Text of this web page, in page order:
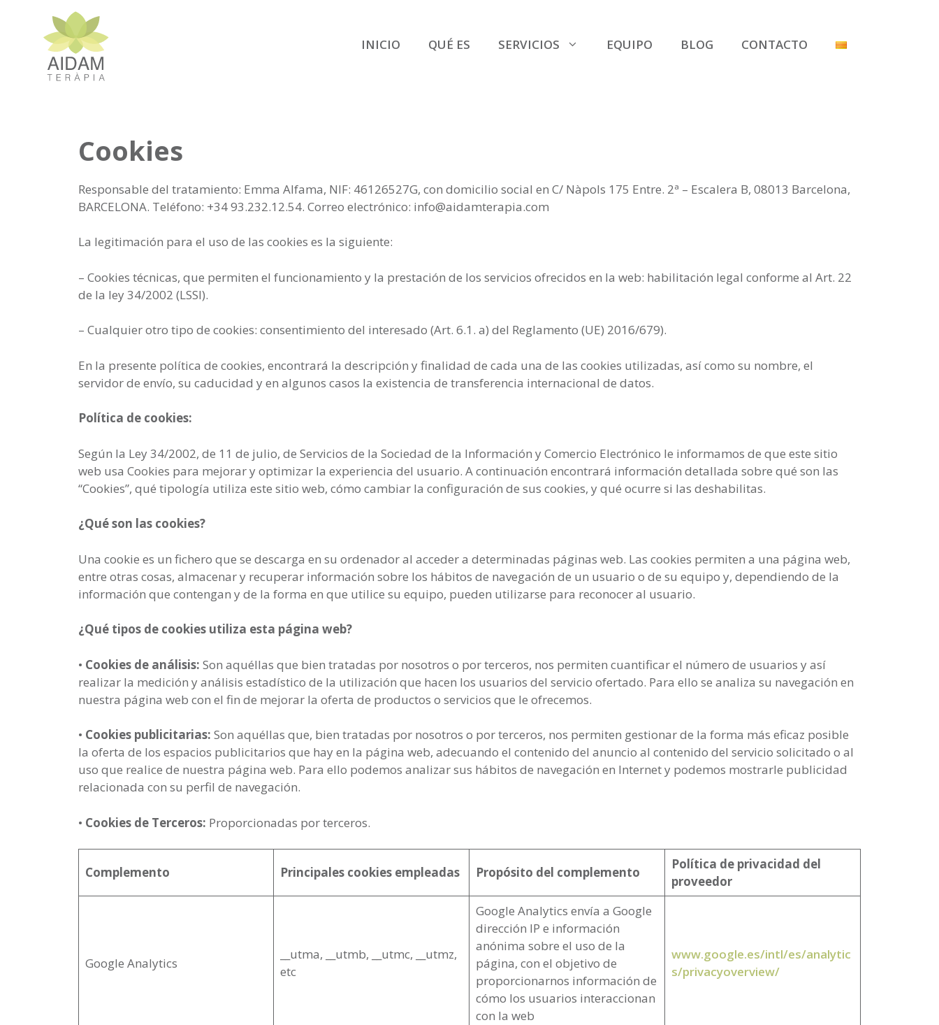
contenido
INICIO QUÉ ES SERVICIOS EQUIPO BLOG CONTACTO
Cookies
Responsable del tratamiento: Emma Alfama, NIF: 46126527G, con domicilio social en C/ Nàpols 175 Entre. 2ª – Escalera B, 08013 Barcelona,
BARCELONA. Teléfono: +34 93.232.12.54. Correo electrónico: info@aidamterapia.com
La legitimación para el uso de las cookies es la siguiente:
– Cookies técnicas, que permiten el funcionamiento y la prestación de los servicios ofrecidos en la web: habilitación legal conforme al Art. 22
de la ley 34/2002 (LSSI).
– Cualquier otro tipo de cookies: consentimiento del interesado (Art. 6.1. a) del Reglamento (UE) 2016/679).
En la presente política de cookies, encontrará la descripción y finalidad de cada una de las cookies utilizadas, así como su nombre, el
servidor de envío, su caducidad y en algunos casos la existencia de transferencia internacional de datos.
Política de cookies:
Según la Ley 34/2002, de 11 de julio, de Servicios de la Sociedad de la Información y Comercio Electrónico le informamos de que este sitio
web usa Cookies para mejorar y optimizar la experiencia del usuario. A continuación encontrará información detallada sobre qué son las
“Cookies”, qué tipología utiliza este sitio web, cómo cambiar la configuración de sus cookies, y qué ocurre si las deshabilitas.
¿Qué son las cookies?
Una cookie es un fichero que se descarga en su ordenador al acceder a determinadas páginas web. Las cookies permiten a una página web,
entre otras cosas, almacenar y recuperar información sobre los hábitos de navegación de un usuario o de su equipo y, dependiendo de la
información que contengan y de la forma en que utilice su equipo, pueden utilizarse para reconocer al usuario.
¿Qué tipos de cookies utiliza esta página web?
• Cookies de análisis: Son aquéllas que bien tratadas por nosotros o por terceros, nos permiten cuantificar el número de usuarios y así
realizar la medición y análisis estadístico de la utilización que hacen los usuarios del servicio ofertado. Para ello se analiza su navegación en
nuestra página web con el fin de mejorar la oferta de productos o servicios que le ofrecemos.
• Cookies publicitarias: Son aquéllas que, bien tratadas por nosotros o por terceros, nos permiten gestionar de la forma más eficaz posible
la oferta de los espacios publicitarios que hay en la página web, adecuando el contenido del anuncio al contenido del servicio solicitado o al
uso que realice de nuestra página web. Para ello podemos analizar sus hábitos de navegación en Internet y podemos mostrarle publicidad
relacionada con su perfil de navegación.
• Cookies de Terceros: Proporcionadas por terceros.
Complemento Principales cookies empleadas Propósito del complemento
Política de privacidad del
proveedor
Google Analytics
__utma, __utmb, __utmc, __utmz,
etc
Google Analytics envía a Google
dirección IP e información
anónima sobre el uso de la
página, con el objetivo de
proporcionarnos información de
cómo los usuarios interaccionan
con la web
www.google.es/intl/es/analytic
s/privacyoverview/